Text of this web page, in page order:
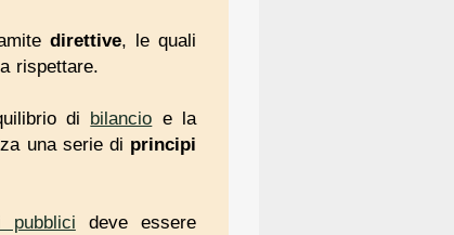
direttive, le quali
rispettare.
di bilancio e la
una serie di principi
pubblici deve essere